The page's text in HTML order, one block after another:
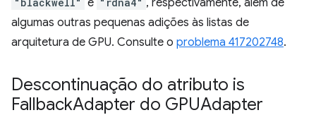
e
, respectivamente, além de
algumas outras pequenas adições às listas de
arquitetura de GPU. Consulte o problema 417202748.
Descontinuação do atributo is
FallbackAdapter do GPUAdapter